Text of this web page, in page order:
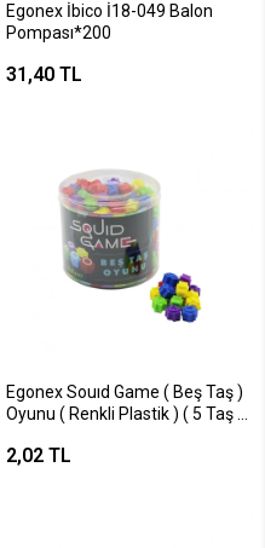
Egonex İbico İ18-049 Balon
Pompası*200
31,40 TL
Egonex Souıd Game ( Beş Taş )
Oyunu ( Renkli Plastik ) ( 5 Taş &
2,02 TL